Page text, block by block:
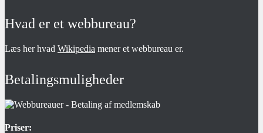
Hvad er et webbureau?
Læs her hvad Wikipedia mener et webbureau er.
Betalingsmuligheder
Priser: